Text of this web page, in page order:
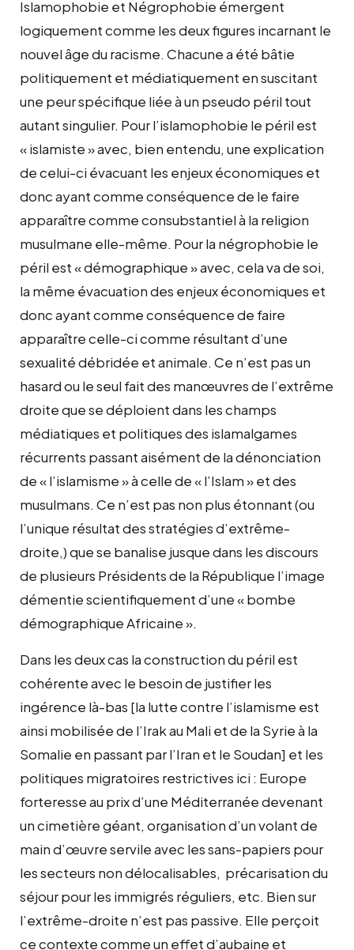
Islamophobie et Négrophobie émergent
logiquement comme les deux figures incarnant le
nouvel âge du racisme. Chacune a été bâtie
politiquement et médiatiquement en suscitant
une peur spécifique liée à un pseudo péril tout
autant singulier. Pour l’islamophobie le péril est
« islamiste » avec, bien entendu, une explication
de celui-ci évacuant les enjeux économiques et
donc ayant comme conséquence de le faire
apparaître comme consubstantiel à la religion
musulmane elle-même. Pour la négrophobie le
péril est « démographique » avec, cela va de soi,
la même évacuation des enjeux économiques et
donc ayant comme conséquence de faire
apparaître celle-ci comme résultant d’une
sexualité débridée et animale. Ce n’est pas un
hasard ou le seul fait des manœuvres de l’extrême
droite que se déploient dans les champs
médiatiques et politiques des islamalgames
récurrents passant aisément de la dénonciation
de « l’islamisme » à celle de « l’Islam » et des
musulmans. Ce n’est pas non plus étonnant (ou
l’unique résultat des stratégies d’extrême-
droite,) que se banalise jusque dans les discours
de plusieurs Présidents de la République l’image
démentie scientifiquement d’une « bombe
démographique Africaine ».
Dans les deux cas la construction du péril est
cohérente avec le besoin de justifier les
ingérence là-bas [la lutte contre l’islamisme est
ainsi mobilisée de l’Irak au Mali et de la Syrie à la
Somalie en passant par l’Iran et le Soudan] et les
politiques migratoires restrictives ici : Europe
forteresse au prix d’une Méditerranée devenant
un cimetière géant, organisation d’un volant de
main d’œuvre servile avec les sans-papiers pour
les secteurs non délocalisables, précarisation du
séjour pour les immigrés réguliers, etc. Bien sur
l’extrême-droite n’est pas passive. Elle perçoit
ce contexte comme un effet d’aubaine et